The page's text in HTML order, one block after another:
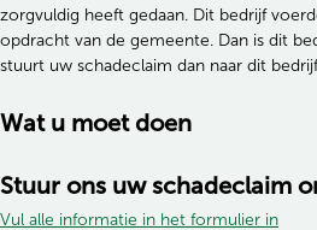
zorgvuldig heeft gedaan. Dit bedrijf
opdracht van de gemeente. Dan is dit
stuurt uw schadeclaim dan naar dit
Wat u moet doen
Stuur ons uw schadeclaim
Vul alle informatie in het formulier in